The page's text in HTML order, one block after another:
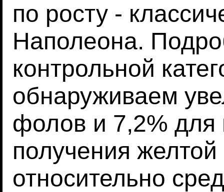
по росту -
Наполеона.
контрольной
обнаруживаем
фолов и 7,2% для
получения желтой
относительно